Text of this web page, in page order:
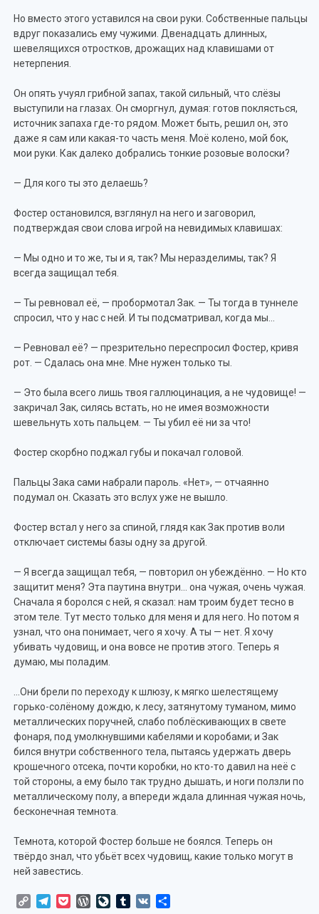
Но вместо этого уставился на свои руки. Собственные пальцы
вдруг показались ему чужими. Двенадцать длинных,
шевелящихся отростков, дрожащих над клавишами от
нетерпения.
Он опять учуял грибной запах, такой сильный, что слёзы
выступили на глазах. Он сморгнул, думая: готов поклясться,
источник запаха где-то рядом. Может быть, решил он, это
даже я сам или какая-то часть меня. Моё колено, мой бок,
мои руки. Как далеко добрались тонкие розовые волоски?
— Для кого ты это делаешь?
Фостер остановился, взглянул на него и заговорил,
подтверждая свои слова игрой на невидимых клавишах:
— Мы одно и то же, ты и я, так? Мы неразделимы, так? Я
всегда защищал тебя.
— Ты ревновал её, — пробормотал Зак. — Ты тогда в туннеле
спросил, что у нас с ней. И ты подсматривал, когда мы…
— Ревновал её? — презрительно переспросил Фостер, кривя
рот. — Сдалась она мне. Мне нужен только ты.
— Это была всего лишь твоя галлюцинация, а не чудовище! —
закричал Зак, силясь встать, но не имея возможности
шевельнуть хоть пальцем. — Ты убил её ни за что!
Фостер скорбно поджал губы и покачал головой.
Пальцы Зака сами набрали пароль. «Нет», — отчаянно
подумал он. Сказать это вслух уже не вышло.
Фостер встал у него за спиной, глядя как Зак против воли
отключает системы базы одну за другой.
— Я всегда защищал тебя, — повторил он убеждённо. — Но кто
защитит меня? Эта паутина внутри… она чужая, очень чужая.
Сначала я боролся с ней, я сказал: нам троим будет тесно в
этом теле. Тут место только для меня и для него. Но потом я
узнал, что она понимает, чего я хочу. А ты — нет. Я хочу
убивать чудовищ, и она вовсе не против этого. Теперь я
думаю, мы поладим.
…Они брели по переходу к шлюзу, к мягко шелестящему
горько-солёному дождю, к лесу, затянутому туманом, мимо
металлических поручней, слабо поблёскивающих в свете
фонаря, под умолкнувшими кабелями и коробами; и Зак
бился внутри собственного тела, пытаясь удержать дверь
крошечного отсека, почти коробки, но кто-то давил на неё с
той стороны, а ему было так трудно дышать, и ноги ползли по
металлическому полу, а впереди ждала длинная чужая ночь,
бесконечная темнота.
Темнота, которой Фостер больше не боялся. Теперь он
твёрдо знал, что убьёт всех чудовищ, какие только могут в
ней завестись.
Copy TelegramPocketWordPress
LiveJournal
Tumblr
VK